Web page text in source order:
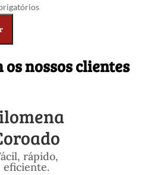
os nossos clientes
rápido,
eficiente.